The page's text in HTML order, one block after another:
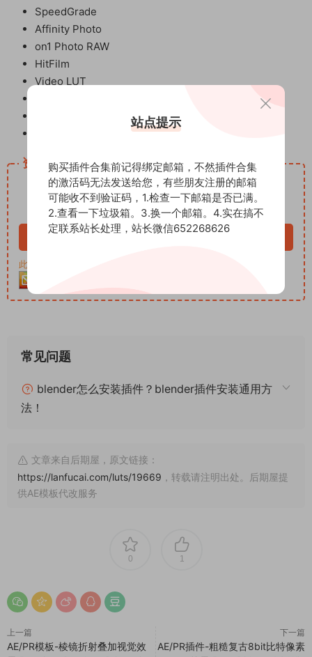
SpeedGrade
Affinity Photo
on1 Photo RAW
HitFilm
Video LUT
或其支持LUT导入的软件
资源下载
下载价格 12积分
VIP免费
立即购买
此资源购买后30天内可下载。客服QQ：652268626
常见问题
blender怎么安装插件？blender插件安装通用方
法！
文章来自后期屋，原文链接：
https://lanfucai.com/luts/19669 ，转载请注明出处。后期屋提
供AE模板代改服务
0 1
上一篇
AE/PR模板-棱镜折射叠加视觉效
下一篇
AE/PR插件-粗糙复古8bit比特像素
站点提示
购买插件合集前记得绑定邮箱，不然插件合集
的激活码无法发送给您，有些朋友注册的邮箱
可能收不到验证码，1.检查一下邮箱是否已满。
2.查看一下垃圾箱。3.换一个邮箱。4.实在搞不
定联系站长处理，站长微信652268626